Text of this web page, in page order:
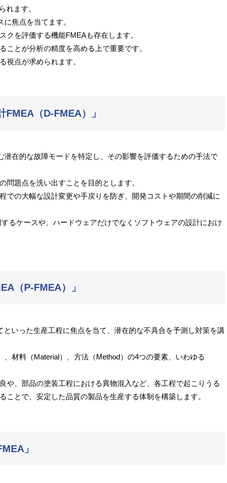
れます。
焦点を当てます。
クを評価する機能FMEAも存在します。
ことが分析の精度を高める上で重要です。
視点が求められます。
（D-FMEA）」
在的な故障モードを特定し、その影響を評価するための手法で
問題点を洗い出すことを目的とします。
での大幅な設計変更や手戻りを防ぎ、開発コストや期間の削減に
るケースや、ハードウェアだけでなくソフトウェアの設計におけ
（P-FMEA）」
いった生産工程に焦点を当て、潜在的な不具合を予測し対策を講
材料（Material）、方法（Method）の4つの要素、いわゆる
や、部品の塗装工程における異物混入など、各工程で起こりうる
とで、安定した品質の製品を生産する体制を構築します。
」